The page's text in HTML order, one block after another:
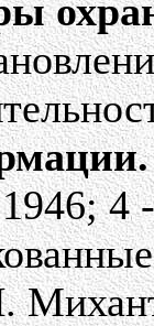
1946;